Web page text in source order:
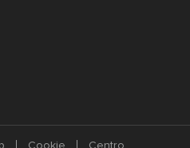
Cookie Centro